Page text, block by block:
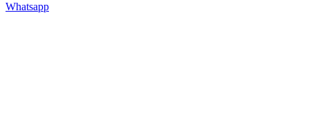
Whatsapp